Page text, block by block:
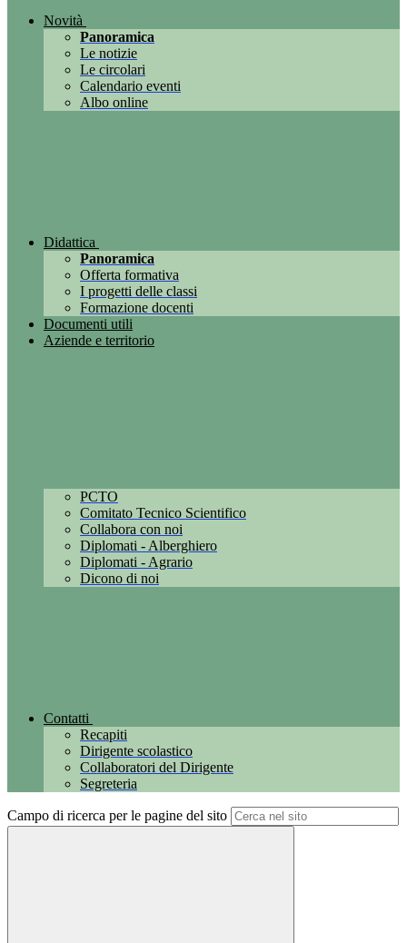
Novità
Panoramica
Le notizie
Le circolari
Calendario eventi
Albo online
Didattica
Panoramica
Offerta formativa
I progetti delle classi
Formazione docenti
Documenti utili
Aziende e territorio
PCTO
Comitato Tecnico Scientifico
Collabora con noi
Diplomati - Alberghiero
Diplomati - Agrario
Dicono di noi
Contatti
Recapiti
Dirigente scolastico
Collaboratori del Dirigente
Segreteria
Campo di ricerca per le pagine del sito